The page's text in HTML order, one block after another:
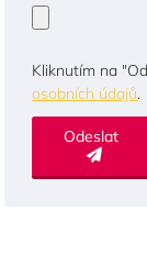
Kliknutím na
osobních údajů.